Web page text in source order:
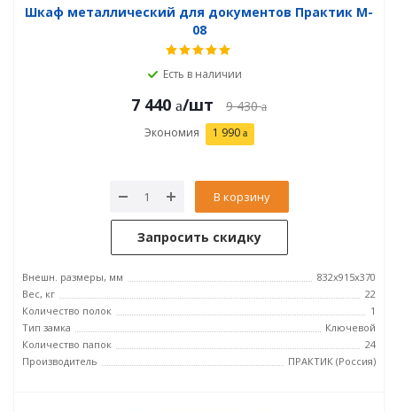
Шкаф металлический для документов Практик M-
08
Есть в наличии
7 440 /шт 9 430
Экономия 1 990
В корзину
Запросить скидку
Внешн. размеры, мм
832x915x370
Вес, кг
22
Количество полок
1
Тип замка
Ключевой
Количество папок
24
Производитель
ПРАКТИК (Россия)